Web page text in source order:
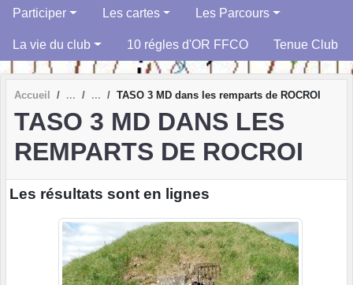
Participer Les cartes Les Parcours
La vie du club 10 régles d'OR FFCO Tenue Club
Accueil TASO 3 MD dans les remparts de ROCROI
TASO 3 MD DANS LES
REMPARTS DE ROCROI
Les résultats sont en lignes